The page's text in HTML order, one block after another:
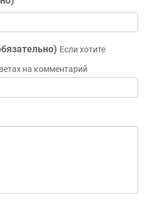
Если хотите
на комментарий